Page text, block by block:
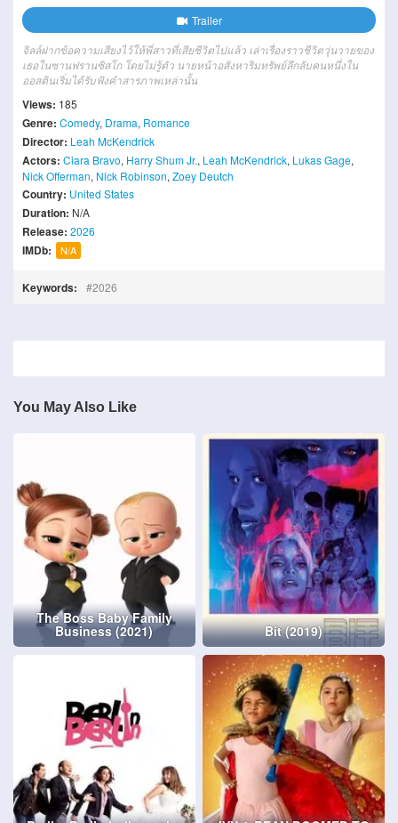
Trailer
จิลล์ฝากข้อความเสียงไว้ให้พี่สาวที่เสียชีวิตไปแล้ว เล่าเรื่องราวชีวิตวุ่นวายของ
เธอในซานฟรานซิสโก โดยไม่รู้ตัว นายหน้าอสังหาริมทรัพย์ลึกลับคนหนึ่งใน
ออสตินเริ่มได้รับฟังคำสารภาพเหล่านั้น
Views: 185
Genre: Comedy, Drama, Romance
Director: Leah McKendrick
Actors: Ciara Bravo, Harry Shum Jr., Leah McKendrick, Lukas Gage,
Nick Offerman, Nick Robinson, Zoey Deutch
Country: United States
Duration: N/A
Release: 2026
IMDb: N/A
Keywords: 2026
You May Also Like
The Boss Baby Family
Business (2021) Bit (2019)